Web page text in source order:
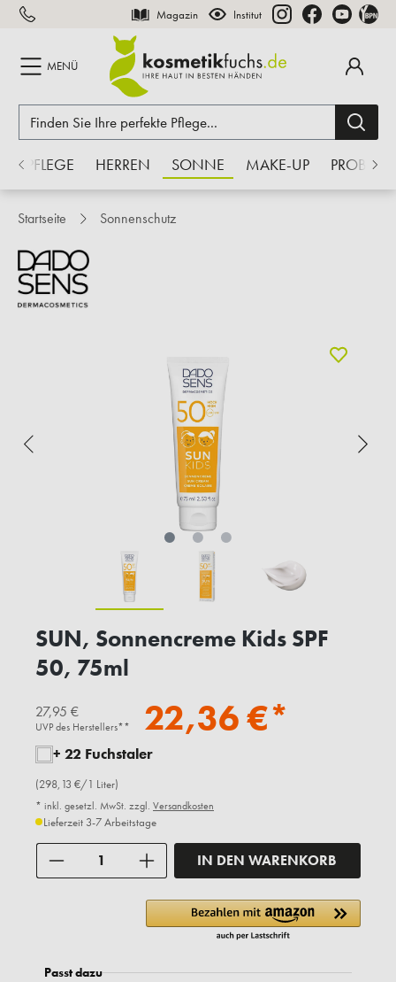
springen Magazin Institut
MENÜ
PFLEGE HERREN SONNE MAKE-UP PROBEN
Startseite Sonnenschutz
SUN, Sonnencreme Kids SPF
50, 75ml
27,95 €
UVP des Herstellers** 22,36 €*
+ 22 Fuchstaler
(298,13 €/1 Liter)
* inkl. gesetzl. MwSt. zzgl. Versandkosten
Lieferzeit 3-7 Arbeitstage
IN DEN WARENKORB
Passt dazu